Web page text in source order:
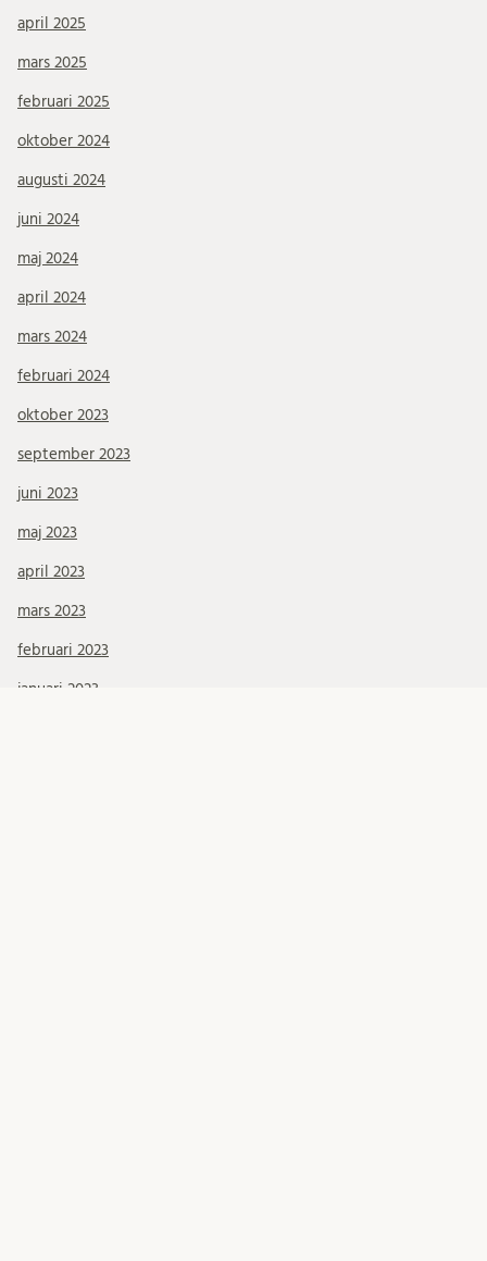
april 2025
mars 2025
februari 2025
oktober 2024
augusti 2024
juni 2024
maj 2024
april 2024
mars 2024
februari 2024
oktober 2023
september 2023
juni 2023
maj 2023
april 2023
mars 2023
februari 2023
januari 2023